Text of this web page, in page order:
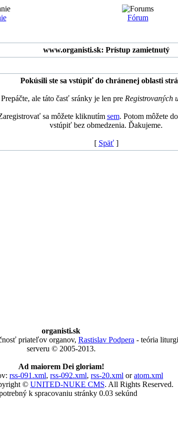
Fórum
www.organisti.sk: Prístup zamietnutý
Pokúsili ste sa vstúpiť do chránenej oblasti
Prepáčte, ale táto časť sránky je len pre Registrovaných
sa môžete kliknutím sem. Potom môžete
vstúpiť bez obmedzenia. Ďakujeme.
[ Späť]
organisti.sk
priateľov organov, Rastislav Podpera - teória
serveru © 2005-2013.
Ad maiorem Dei gloriam!
rss-091.xml, rss-092.xml, rss-20.xml oratom.xml
© UNITED-NUKE CMS. All Rights Reserved.
k spracovaniu stránky 0.03 sekúnd